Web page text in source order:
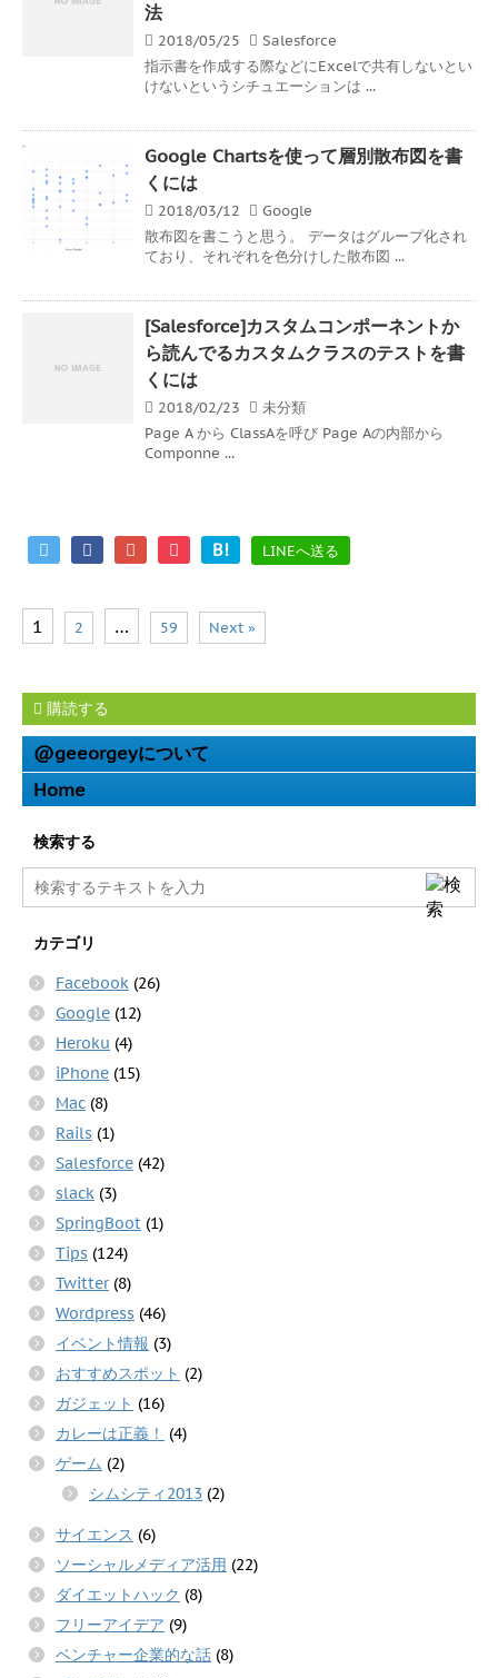
法
2018/05/25
Salesforce
指示書を作成する際などにExcelで共有しないとい
けないというシチュエーションは ...
Google Chartsを使って層別散布図を書
くには
2018/03/12
Google
散布図を書こうと思う。 データはグループ化され
ており、それぞれを色分けした散布図 ...
[Salesforce]カスタムコンポーネントか
ら読んでるカスタムクラスのテストを書
くには
2018/02/23
未分類
Page A から ClassAを呼び Page Aの内部から
Componne ...
B! LINEへ送る
1 2 … 59 Next »
購読する
@geeorgeyについて
Home
検索する
カテゴリ
Facebook (26)
Google (12)
Heroku (4)
iPhone (15)
Mac (8)
Rails (1)
Salesforce (42)
slack (3)
SpringBoot (1)
Tips (124)
Twitter(8)
Wordpress (46)
イベント情報 (3)
おすすめスポット (2)
ガジェット (16)
カレーは正義！
(4)
ゲーム (2)
シムシティ2013 (2)
サイエンス (6)
ソーシャルメディア活用 (22)
ダイエットハック (8)
フリーアイデア (9)
ベンチャー企業的な話 (8)